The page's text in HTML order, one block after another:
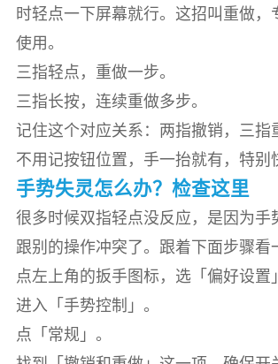
时轻点一下屏幕就行。这招叫重做，
使用。
三指轻点，重做一步。
三指长按，连续重做多步。
记住这个对应关系：两指撤销，三指
不用记按钮位置，手一抬就有，特别
手势失灵怎么办？检查这里
很多时候双指轻点没反应，是因为手
跟别的操作冲突了。跟着下面步骤看
点左上角的扳手图标，选「偏好设置
进入「手势控制」。
点「常规」。